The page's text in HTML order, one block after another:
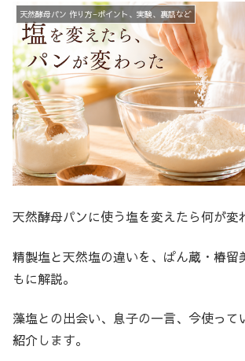
天然酵母パン 作り方−ポイント、実験、裏話など
天然酵母パンに使う塩を変えたら何が変
精製塩と天然塩の違いを、ぱん蔵・椿留
もに解説。
藻塩との出会い、息子の一言、今使って
紹介します。